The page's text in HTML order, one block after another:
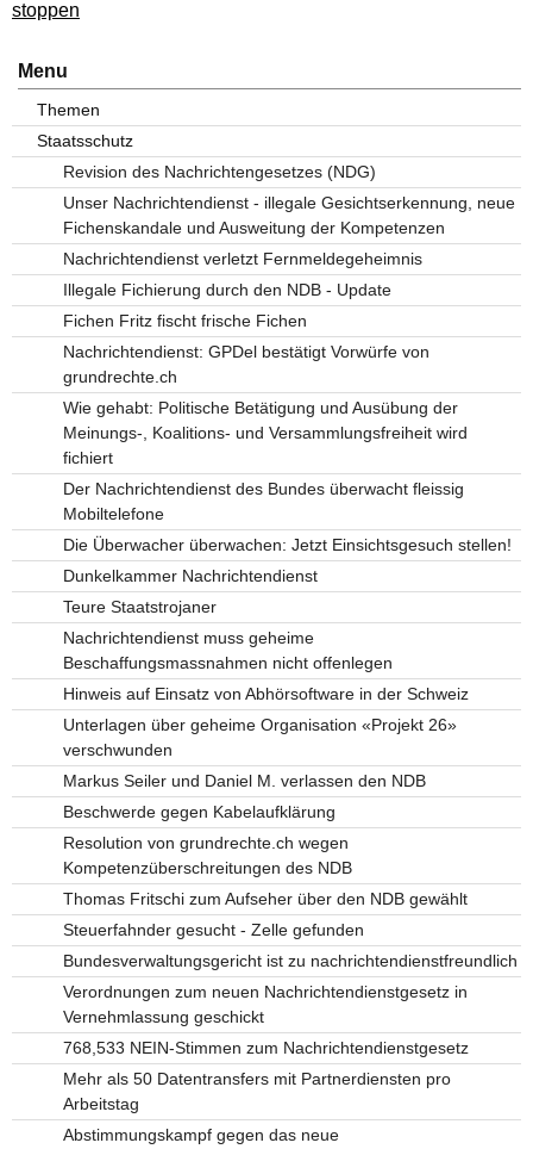
stoppen
Menu
Themen
Staatsschutz
Revision des Nachrichtengesetzes (NDG)
Unser Nachrichtendienst - illegale Gesichtserkennung, neue
Fichenskandale und Ausweitung der Kompetenzen
Nachrichtendienst verletzt Fernmeldegeheimnis
Illegale Fichierung durch den NDB - Update
Fichen Fritz fischt frische Fichen
Nachrichtendienst: GPDel bestätigt Vorwürfe von
grundrechte.ch
Wie gehabt: Politische Betätigung und Ausübung der
Meinungs-, Koalitions- und Versammlungsfreiheit wird
fichiert
Der Nachrichtendienst des Bundes überwacht fleissig
Mobiltelefone
Die Überwacher überwachen: Jetzt Einsichtsgesuch stellen!
Dunkelkammer Nachrichtendienst
Teure Staatstrojaner
Nachrichtendienst muss geheime
Beschaffungsmassnahmen nicht offenlegen
Hinweis auf Einsatz von Abhörsoftware in der Schweiz
Unterlagen über geheime Organisation «Projekt 26»
verschwunden
Markus Seiler und Daniel M. verlassen den NDB
Beschwerde gegen Kabelaufklärung
Resolution von grundrechte.ch wegen
Kompetenzüberschreitungen des NDB
Thomas Fritschi zum Aufseher über den NDB gewählt
Steuerfahnder gesucht - Zelle gefunden
Bundesverwaltungsgericht ist zu nachrichtendienstfreundlich
Verordnungen zum neuen Nachrichtendienstgesetz in
Vernehmlassung geschickt
768,533 NEIN-Stimmen zum Nachrichtendienstgesetz
Mehr als 50 Datentransfers mit Partnerdiensten pro
Arbeitstag
Abstimmungskampf gegen das neue